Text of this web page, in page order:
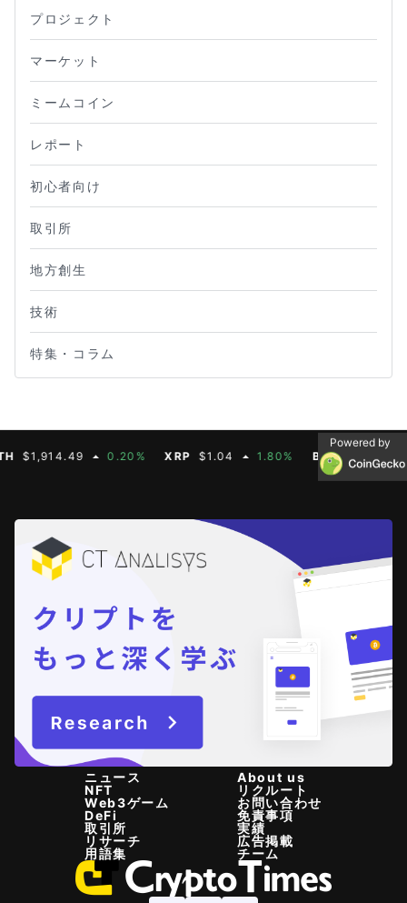
プロジェクト
マーケット
ミームコイン
レポート
初心者向け
取引所
地方創生
技術
特集・コラム
0.20% XRP $1.04 1.80% BNB $603.21
Powered by
ニュース
NFT
Web3ゲーム
DeFi
取引所
リサーチ
用語集
About us
リクルート
お問い合わせ
免責事項
実績
広告掲載
チーム